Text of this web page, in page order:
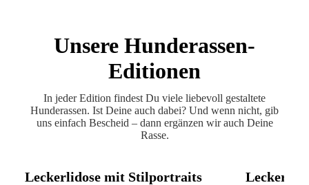
Unsere Hunderassen-
Editionen
In jeder Edition findest Du viele liebevoll gestaltete
Hunderassen. Ist Deine auch dabei? Und wenn nicht, gib
uns einfach Bescheid – dann ergänzen wir auch Deine
Rasse.
Leckerlidose mit Stilportraits